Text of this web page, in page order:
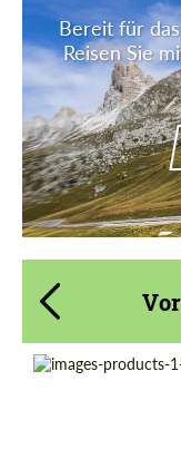
Bereit für
Reisen Sie